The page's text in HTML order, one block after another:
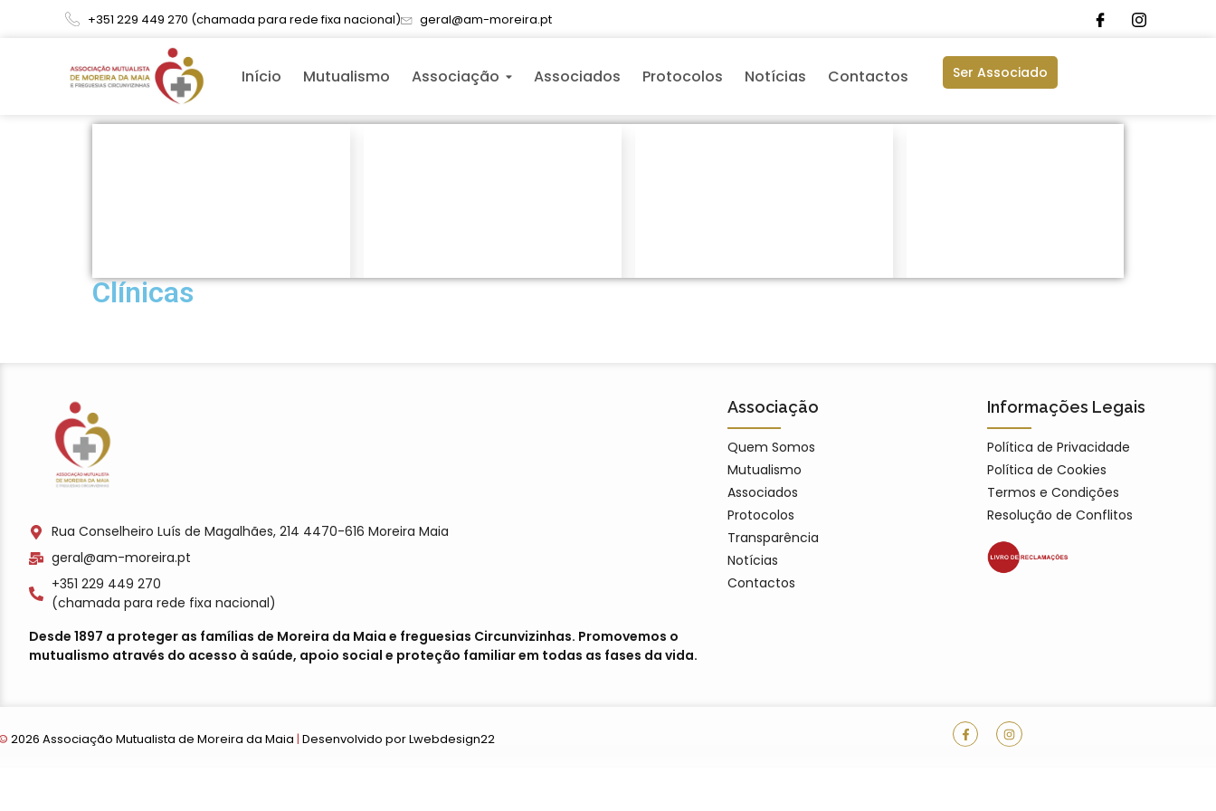
+351 229 449 270 (chamada para rede fixa nacional) geral@am-moreira.pt
Início Mutualismo Associação Associados Protocolos Notícias Contactos Ser Associado
Clínicas
Rua Conselheiro Luís de Magalhães, 214 4470-616 Moreira Maia
geral@am-moreira.pt
+351 229 449 270
(chamada para rede fixa nacional)
Desde 1897 a proteger as famílias de Moreira da Maia e freguesias Circunvizinhas. Promovemos o
mutualismo através do acesso à saúde, apoio social e proteção familiar em todas as fases da vida.
Associação
Quem Somos
Mutualismo
Associados
Protocolos
Transparência
Notícias
Contactos
Informações Legais
Política de Privacidade
Política de Cookies
Termos e Condições
Resolução de Conflitos
2026 Associação Mutualista de Moreira da Maia | Desenvolvido por Lwebdesign22